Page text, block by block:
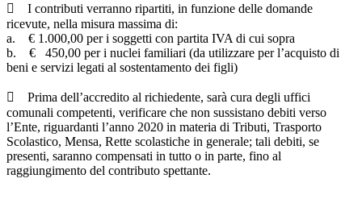
 I contributi verranno ripartiti, in funzione delle domande
ricevute, nella misura massima di:
a. € 1.000,00 per i soggetti con partita IVA di cui sopra
b. € 450,00 per i nuclei familiari (da utilizzare per l’acquisto di
beni e servizi legati al sostentamento dei figli)
 Prima dell’accredito al richiedente, sarà cura degli uffici
comunali competenti, verificare che non sussistano debiti verso
l’Ente, riguardanti l’anno 2020 in materia di Tributi, Trasporto
Scolastico, Mensa, Rette scolastiche in generale; tali debiti, se
presenti, saranno compensati in tutto o in parte, fino al
raggiungimento del contributo spettante.